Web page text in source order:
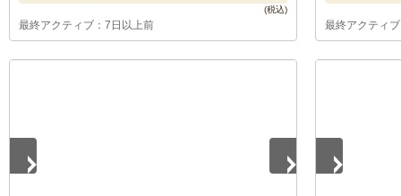
最終アクティブ：7日以上前 最終アクティ